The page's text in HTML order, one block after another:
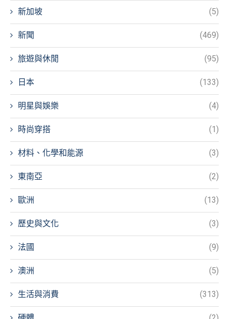
新加坡 (5)
新聞 (469)
旅遊與休閒 (95)
日本 (133)
明星與娛樂 (4)
時尚穿搭 (1)
材料、化學和能源 (3)
東南亞 (2)
歐洲 (13)
歷史與文化 (3)
法國 (9)
澳洲 (5)
生活與消費 (313)